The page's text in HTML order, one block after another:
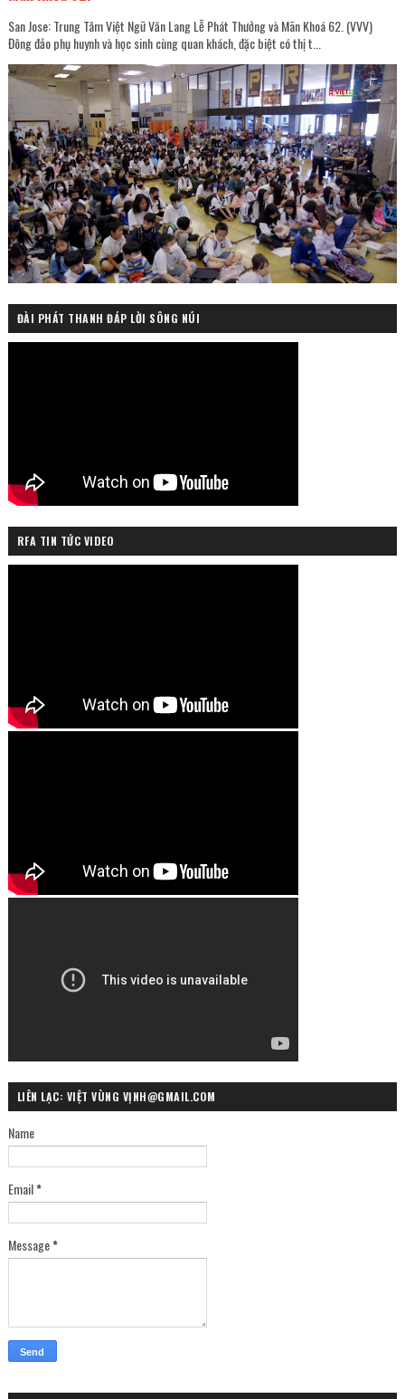
San Jose: Trung Tâm Việt Ngữ Văn Lang Lễ Phát Thưởng và Mãn Khoá 62. (VVV)
Đông đảo phụ huynh và học sinh cùng quan khách, đặc biệt có thị t...
ĐÀI PHÁT THANH ĐÁP LỜI SÔNG NÚI
RFA TIN TỨC VIDEO
LIÊN LẠC: VIỆT VÙNG VỊNH@GMAIL.COM
Name
Email*
Message*